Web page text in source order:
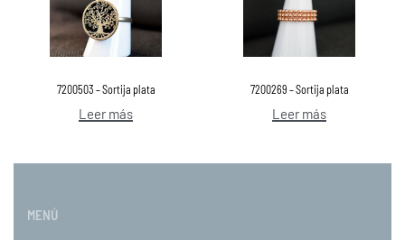
7200503 – Sortija plata
Leer más
7200269 – Sortija plata
Leer más
MENÚ